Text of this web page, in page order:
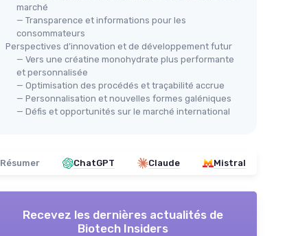
marché
— Transparence et informations pour les
consommateurs
Perspectives d’innovation et de développement futur
— Vers une créatine monohydrate plus performante
et personnalisée
— Optimisation des procédés et traçabilité accrue
— Personnalisation et nouvelles formes galéniques
— Défis et opportunités sur le marché international
Résumer ChatGPT Claude Mistral
Recevez les dernières actualités de
Biotech Insiders